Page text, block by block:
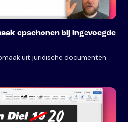
opschonen bij ingevoegde
uit juridische documenten